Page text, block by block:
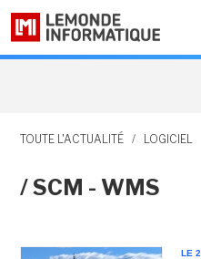
TOUTE L'ACTUALITÉ / LOGICIEL
/ SCM - WMS
LE